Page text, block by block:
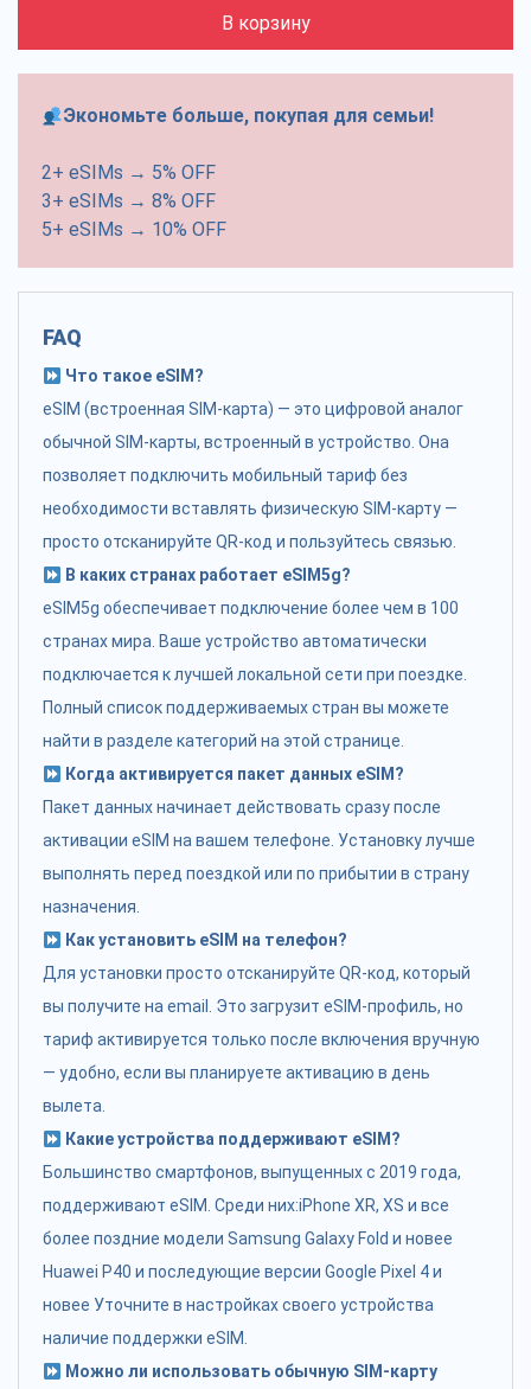
В корзину
Экономьте больше, покупая для семьи!
2+ eSIMs → 5% OFF
3+ eSIMs → 8% OFF
5+ eSIMs → 10% OFF
FAQ
Что такое eSIM?
eSIM (встроенная SIM-карта) — это цифровой аналог
обычной SIM-карты, встроенный в устройство. Она
позволяет подключить мобильный тариф без
необходимости вставлять физическую SIM-карту —
просто отсканируйте QR-код и пользуйтесь связью.
В каких странах работает eSIM5g?
eSIM5g обеспечивает подключение более чем в 100
странах мира. Ваше устройство автоматически
подключается к лучшей локальной сети при поездке.
Полный список поддерживаемых стран вы можете
найти в разделе категорий на этой странице.
Когда активируется пакет данных eSIM?
Пакет данных начинает действовать сразу после
активации eSIM на вашем телефоне. Установку лучше
выполнять перед поездкой или по прибытии в страну
назначения.
Как установить eSIM на телефон?
Для установки просто отсканируйте QR-код, который
вы получите на email. Это загрузит eSIM-профиль, но
тариф активируется только после включения вручную
— удобно, если вы планируете активацию в день
вылета.
Какие устройства поддерживают eSIM?
Большинство смартфонов, выпущенных с 2019 года,
поддерживают eSIM. Среди них:iPhone XR, XS и все
более поздние модели Samsung Galaxy Fold и новее
Huawei P40 и последующие версии Google Pixel 4 и
новее Уточните в настройках своего устройства
наличие поддержки eSIM.
Можно ли использовать обычную SIM-карту